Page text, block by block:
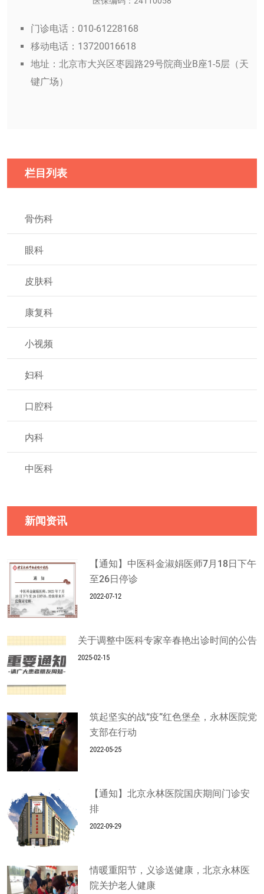
门诊电话：010-61228168
移动电话：13720016618
地址：北京市大兴区枣园路29号院商业B座1-5层（天
键广场）
栏目列表
骨伤科
眼科
皮肤科
康复科
小视频
妇科
口腔科
内科
中医科
新闻资讯
【通知】中医科金淑娟医师7月18日下午
至26日停诊
2022-07-12
关于调整中医科专家辛春艳出诊时间的公告
2025-02-15
筑起坚实的战“疫”红色堡垒，永林医院党
支部在行动
2022-05-25
【通知】北京永林医院国庆期间门诊安
排
2022-09-29
情暖重阳节，义诊送健康，北京永林医
院关护老人健康